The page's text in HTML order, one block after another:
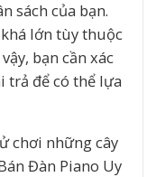
sách của bạn.
lớn tùy thuộc
bạn cần xác
trả để có thể lựa
chơi những cây
Đàn Piano Uy